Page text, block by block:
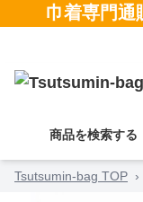
巾着専門
商品を検索する
Tsutsumin-bag TOP ›